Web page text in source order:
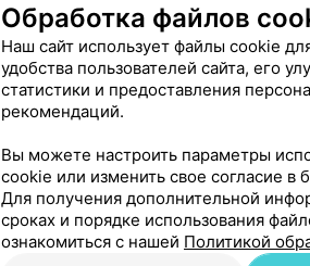
Обладает
ей гла
Цена по запросу
Цена по запросу
Грязевое
Обработка файлов
Наш сайт использует файлы cookie
удобства пользователей сайта, его
статистики и предоставления
рекомендаций.
Вы можете настроить параметры
cookie или изменить свое согласие в
Для получения дополнительной
сроках и порядке использования
ознакомиться с нашей Политикой